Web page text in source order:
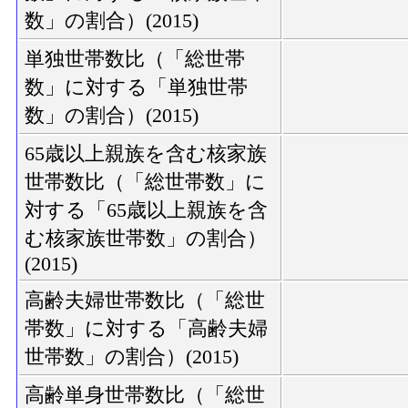
数」の割合）(2015)
単独世帯数比（「総世帯
数」に対する「単独世帯
数」の割合）(2015)
65歳以上親族を含む核家族
世帯数比（「総世帯数」に
対する「65歳以上親族を含
む核家族世帯数」の割合）
(2015)
高齢夫婦世帯数比（「総世
帯数」に対する「高齢夫婦
世帯数」の割合）(2015)
高齢単身世帯数比（「総世